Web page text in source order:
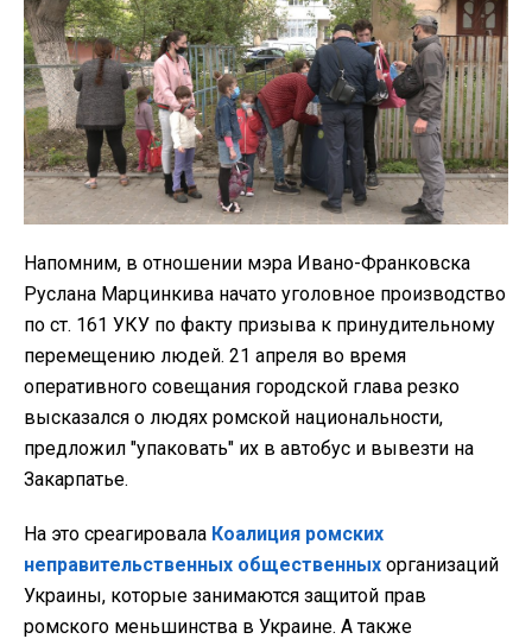
Напомним, в отношении мэра Ивано-Франковска
Руслана Марцинкива начато уголовное производство
по ст. 161 УКУ по факту призыва к принудительному
перемещению людей. 21 апреля во время
оперативного совещания городской глава резко
высказался о людях ромской национальности,
предложил "упаковать" их в автобус и вывезти на
Закарпатье.
На это среагировала Коалиция ромских
неправительственных общественных организаций
Украины, которые занимаются защитой прав
ромского меньшинства в Украине. А также